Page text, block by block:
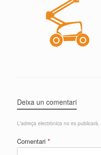
Deixa un comentari
L'adreça electrònica no es publicarà.
Comentari *